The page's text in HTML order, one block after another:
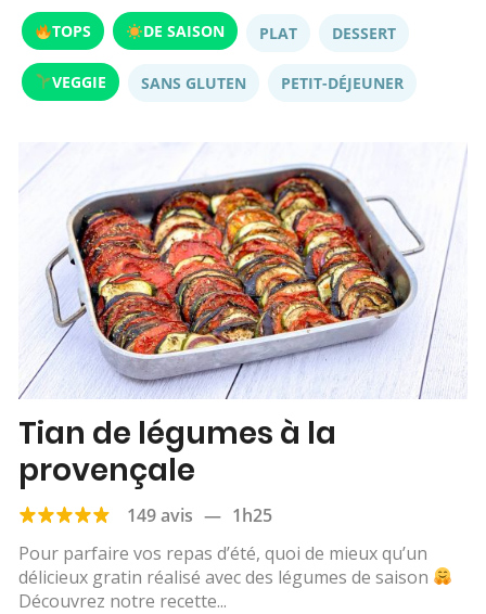
TOPS DE SAISON PLAT DESSERT
VEGGIE SANS GLUTEN PETIT-DÉJEUNER
Tian de légumes à la
provençale
149 avis — 1h25
Pour parfaire vos repas d’été, quoi de mieux qu’un
délicieux gratin réalisé avec des légumes de saison
Découvrez notre recette...